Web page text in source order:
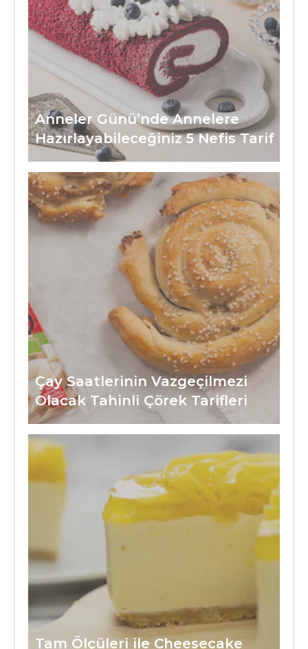
Anneler Günü’nde Annelere
Hazırlayabileceğiniz 5 Nefis Tarif
Çay Saatlerinin Vazgeçilmezi
Olacak Tahinli Çörek Tarifleri
Tam Ölçüleri ile Cheesecake